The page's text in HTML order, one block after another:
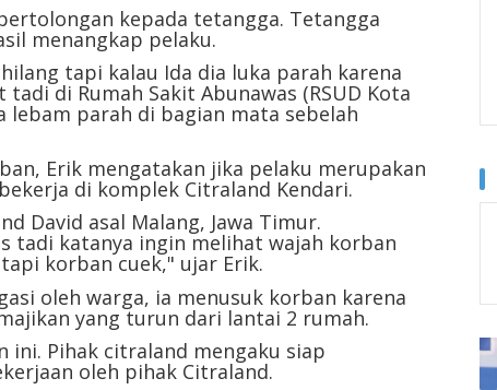
kepada tetangga. Tetangga
menangkap pelaku.
tapi kalau Ida dia luka parah karena
di Rumah Sakit Abunawas (RSUD Kota
lebam parah di bagian mata sebelah
Erik mengatakan jika pelaku merupakan
di komplek Citraland Kendari.
David asal Malang, Jawa Timur.
tadi katanya ingin melihat wajah korban
korban cuek," ujar Erik.
oleh warga, ia menusuk korban karena
yang turun dari lantai 2 rumah.
ini. Pihak citraland mengaku siap
oleh pihak Citraland.